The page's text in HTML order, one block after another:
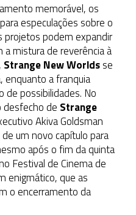
memorável, os
especulações sobre o
projetos podem expandir
a mistura de reverência à
Strange New Worldsse
enquanto a franquia
possibilidades. No
desfecho de Strange
Akiva Goldsman
um novo capítulo para
após o fim da quinta
Festival de Cinema de
enigmático, que as
o encerramento da